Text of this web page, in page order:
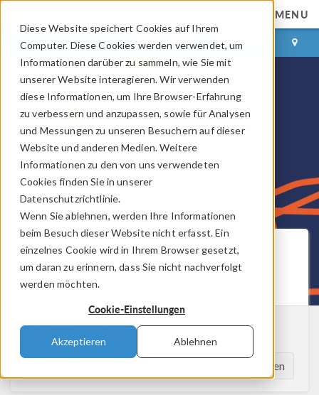
Diese Website speichert Cookies auf Ihrem
Computer. Diese Cookies werden verwendet, um
Informationen darüber zu sammeln, wie Sie mit
unserer Website interagieren. Wir verwenden
diese Informationen, um Ihre Browser-Erfahrung
zu verbessern und anzupassen, sowie für Analysen
und Messungen zu unseren Besuchern auf dieser
Website und anderen Medien. Weitere
Informationen zu den von uns verwendeten
Cookies finden Sie in unserer
Datenschutzrichtlinie.
Wenn Sie ablehnen, werden Ihre Informationen
beim Besuch dieser Website nicht erfasst. Ein
einzelnes Cookie wird in Ihrem Browser gesetzt,
um daran zu erinnern, dass Sie nicht nachverfolgt
werden möchten.
Cookie-Einstellungen
Akzeptieren Ablehnen
MENU
ANMELDEN KONTAKT
COMSOL Blog
Neue Beiträge per E-Mail erhalten
Suchen